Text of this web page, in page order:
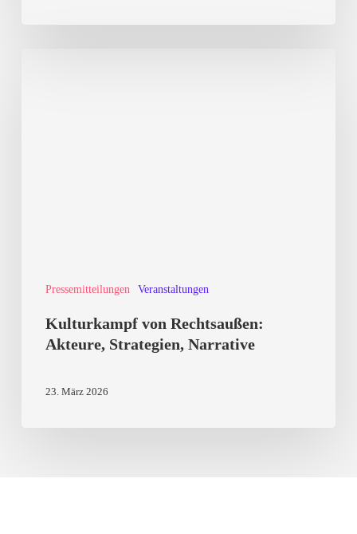
Pressemitteilungen Veranstaltungen
Kulturkampf von Rechtsaußen:
Akteure, Strategien, Narrative
23. März 2026